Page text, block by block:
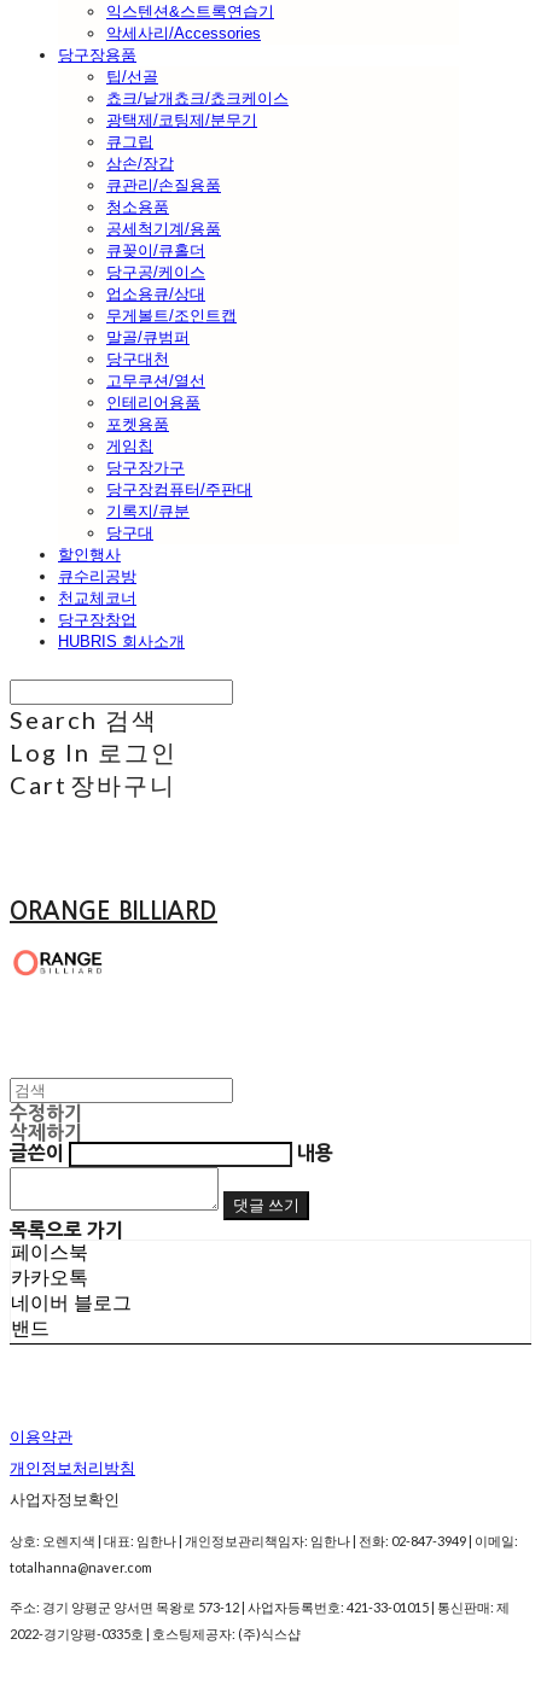
익스텐션&스트록연습기
악세사리/Accessories
당구장용품
팁/선골
쵸크/낱개쵸크/쵸크케이스
광택제/코팅제/분무기
큐그립
삼손/장갑
큐관리/손질용품
청소용품
공세척기계/용품
큐꽂이/큐홀더
당구공/케이스
업소용큐/상대
무게볼트/조인트캡
말골/큐범퍼
당구대천
고무쿠션/열선
인테리어용품
포켓용품
게임칩
당구장가구
당구장컴퓨터/주판대
기록지/큐분
당구대
할인행사
큐수리공방
천교체코너
당구장창업
HUBRIS 회사소개
Search 검색
Log In 로그인
Cart 장바구니
ORANGE BILLIARD
수정하기
삭제하기
글쓴이
내용
댓글 쓰기
목록으로 가기
페이스북
카카오톡
네이버 블로그
밴드
이용약관
개인정보처리방침
사업자정보확인
상호: 오렌지색 | 대표: 임한나 | 개인정보관리책임자: 임한나 | 전화: 02-847-3949 | 이메일:
totalhanna@naver.com
주소: 경기 양평군 양서면 목왕로 573-12 | 사업자등록번호: 421-33-01015 | 통신판매: 제
2022-경기양평-0335호 | 호스팅제공자: (주)식스샵